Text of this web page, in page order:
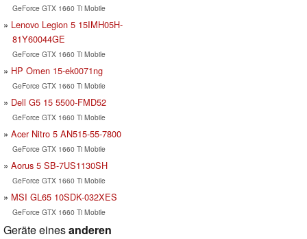
GeForce GTX 1660 Ti Mobile
Lenovo Legion 5 15IMH05H-
81Y60044GE
GeForce GTX 1660 Ti Mobile
HP Omen 15-ek0071ng
GeForce GTX 1660 Ti Mobile
Dell G5 15 5500-FMD52
GeForce GTX 1660 Ti Mobile
Acer Nitro 5 AN515-55-7800
GeForce GTX 1660 Ti Mobile
Aorus 5 SB-7US1130SH
GeForce GTX 1660 Ti Mobile
MSI GL65 10SDK-032XES
GeForce GTX 1660 Ti Mobile
Geräte einesanderen